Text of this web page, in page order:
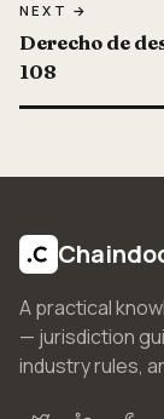
NEXT →
Derecho de
108
A practical
— jurisdiction
industry rules,